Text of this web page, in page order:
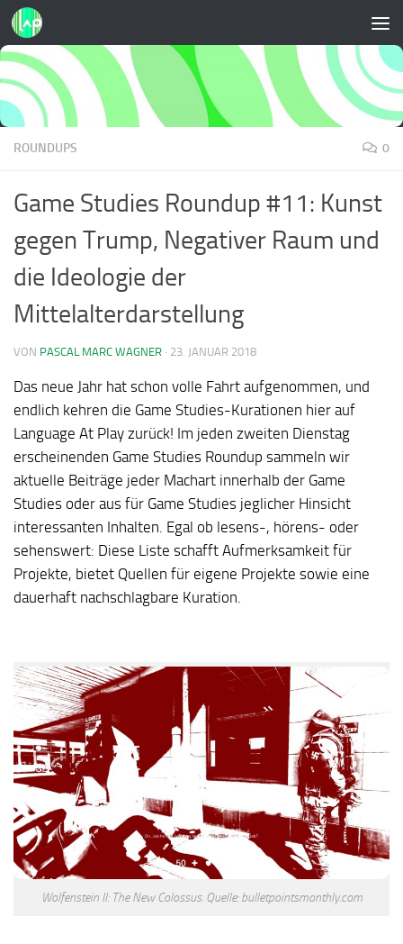
Zum Inhalt springen
ROUNDUPS 0
Game Studies Roundup #11: Kunst
gegen Trump, Negativer Raum und
die Ideologie der
Mittelalterdarstellung
VON PASCAL MARC WAGNER · 23. JANUAR 2018
Das neue Jahr hat schon volle Fahrt aufgenommen, und
endlich kehren die Game Studies-Kurationen hier auf
Language At Play zurück! Im jeden zweiten Dienstag
erscheinenden Game Studies Roundup sammeln wir
aktuelle Beiträge jeder Machart innerhalb der Game
Studies oder aus für Game Studies jeglicher Hinsicht
interessanten Inhalten. Egal ob lesens-, hörens- oder
sehenswert: Diese Liste schafft Aufmerksamkeit für
Projekte, bietet Quellen für eigene Projekte sowie eine
dauerhaft nachschlagbare Kuration.
Wolfenstein II: The New Colossus. Quelle: bulletpointsmonthly.com